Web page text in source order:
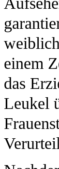
einem
das
Leukel